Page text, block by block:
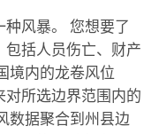
风暴。 您想要了
括人员伤亡、财产
境内的龙卷风位
所选边界范围内的
数据聚合到州县边